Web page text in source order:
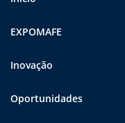
EXPOMAFE
Inovação
Oportunidades